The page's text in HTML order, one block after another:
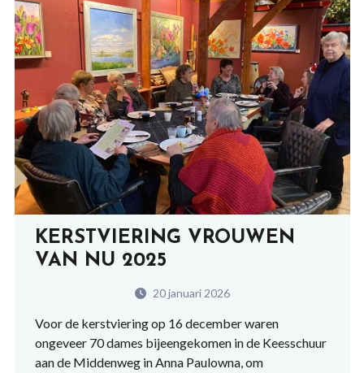
KERSTVIERING VROUWEN
VAN NU 2025
20 januari 2026
Voor de kerstviering op 16 december waren
ongeveer 70 dames bijeengekomen in de Keesschuur
aan de Middenweg in Anna Paulowna, om